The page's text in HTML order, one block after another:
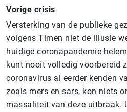
Vorige crisis
Versterking van de publieke
volgens Timen niet de illusie
huidige coronapandemie
kunt nooit volledig voorbereid
coronavirus al eerder kenden
zoals mers en sars, kon niets
massaliteit van deze uitbraak.